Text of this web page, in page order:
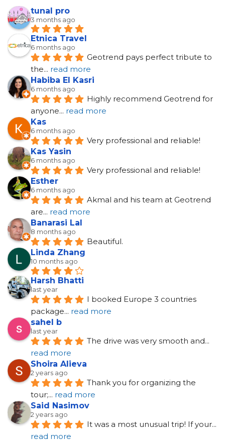
tunal pro
3 months ago
Etnica Travel
6 months ago
Geotrend pays perfect tribute to
the... read more
Habiba El Kasri
6 months ago
Highly recommend Geotrend for
anyone... read more
Kas
6 months ago
Very professional and reliable!
Kas Yasin
6 months ago
Very professional and reliable!
Esther
6 months ago
Akmal and his team at Geotrend
are... read more
Banarasi Lal
8 months ago
Beautiful.
Linda Zhang
10 months ago
Harsh Bhatti
last year
I booked Europe 3 countries
package... read more
sahel b
last year
The drive was very smooth and
read more
Shoira Alieva
2 years ago
Thank you for organizing the
tour;... read more
Said Nasimov
2 years ago
It was a most unusual trip! If your
read more